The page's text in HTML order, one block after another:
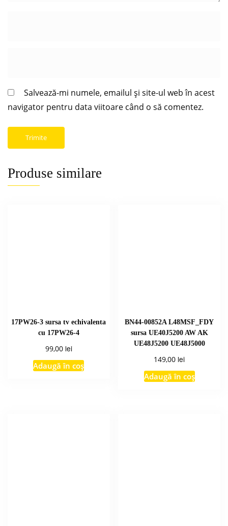
Salvează-mi numele, emailul și site-ul web în acest
navigator pentru data viitoare când o să comentez.
Produse similare
17PW26-3 sursa tv echivalenta
cu 17PW26-4
99,00 lei
Adaugă în coș
BN44-00852A L48MSF_FDY
sursa UE40J5200 AW AK
UE48J5200 UE48J5000
149,00 lei
Adaugă în coș